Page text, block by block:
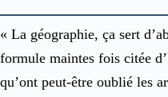
« La géographie, ça sert
formule maintes fois citée
qu’ont peut-être oublié les